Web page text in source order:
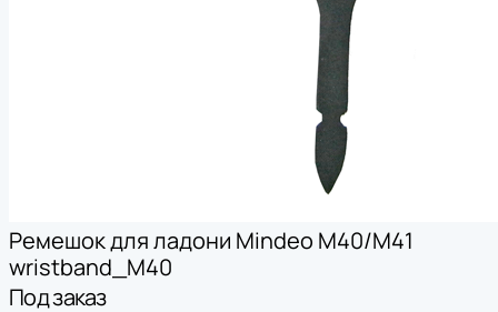
Ремешок для ладони Mindeo M40/M41
wristband_M40
Под заказ